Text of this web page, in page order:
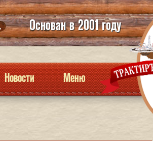
Основан в 2001 году
Новости Меню